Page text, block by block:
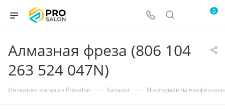
0
Алмазная фреза (806 104
263 524 047N)
Интернет-магазин Prosalon — Каталог — Инструменты